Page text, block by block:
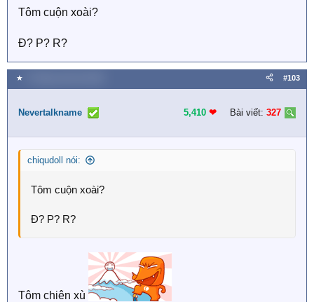
Tôm cuộn xoài?
Đ? P? R?
★ #103
Nevertalkname 5,410 ❤︎ Bài viết: 327
chiqudoll nói:
Tôm cuộn xoài?
Đ? P? R?
Tôm chiên xù